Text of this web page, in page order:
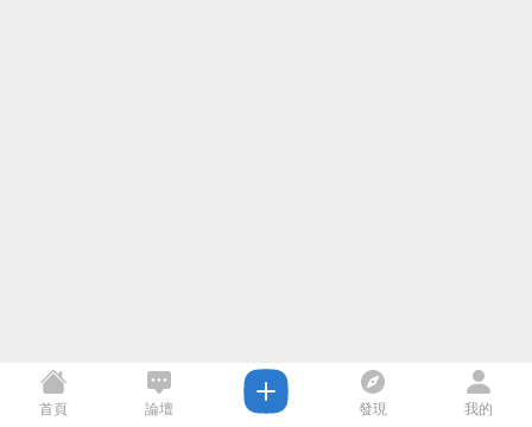
首頁 論壇 發現 我的